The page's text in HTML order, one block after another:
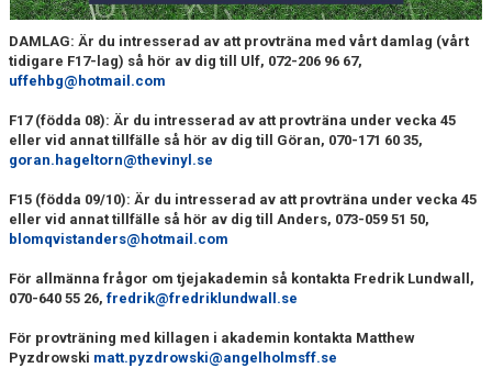
DAMLAG: Är du intresserad av att provträna med vårt damlag (vårt
tidigare F17-lag) så hör av dig till Ulf, 072-206 96 67,
uffehbg@hotmail.com
F17 (födda 08): Är du intresserad av att provträna under vecka 45
eller vid annat tillfälle så hör av dig till Göran, 070-171 60 35,
goran.hageltorn@thevinyl.se
F15 (födda 09/10): Är du intresserad av att provträna under vecka 45
eller vid annat tillfälle så hör av dig till Anders, 073-059 51 50,
blomqvistanders@hotmail.com
För allmänna frågor om tjejakademin så kontakta Fredrik Lundwall,
070-640 55 26, fredrik@fredriklundwall.se
För provträning med killagen i akademin kontakta Matthew
Pyzdrowski matt.pyzdrowski@angelholmsff.se